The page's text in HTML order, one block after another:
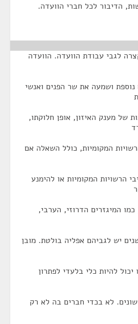
הדיבור לכל חברי הוועדה.
לגבי עבודת הוועדה. הוועדה
ושמעה את שר הפנים ואנשי
של מענק האיזון, אופן חלוקתו,
המקומיות, כולל השאלה אם
הרשויות המקומיות או להימנע
המיגזרים הדרוזי, הערבי,
יש לגביהם אפליה בולטת. מובן
להיות כלי בלעדי לפתרון
לא בכדי חברים בה לא רק